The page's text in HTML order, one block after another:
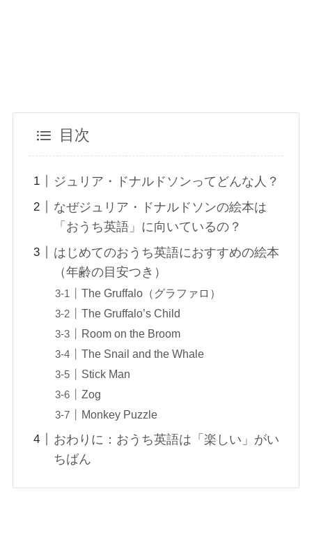
目次
ジュリア・ドナルドソンってどんな人？
なぜジュリア・ドナルドソンの絵本は
「おうち英語」に向いているの？
はじめてのおうち英語におすすめの絵本
（年齢の目安つき）
The Gruffalo（グラファロ）
The Gruffalo’s Child
Room on the Broom
The Snail and the Whale
Stick Man
Zog
Monkey Puzzle
おわりに：おうち英語は「楽しい」がい
ちばん